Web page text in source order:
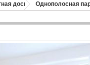
доска Однополосная